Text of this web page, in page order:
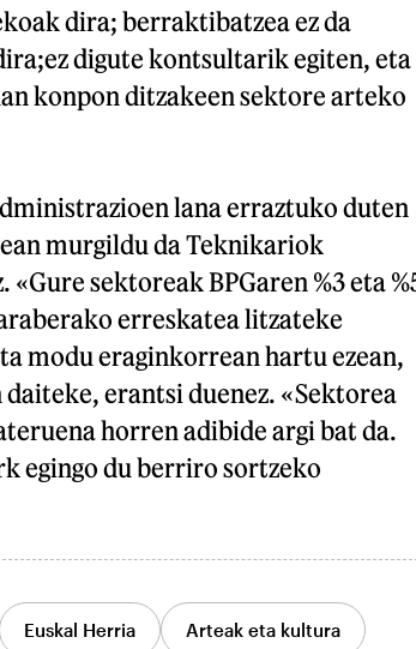
dira; berraktibatzea ez da
digute kontsultarik egiten, eta
konpon ditzakeen sektore arteko
lana erraztuko duten
murgildu da Teknikariok
sektoreak BPGaren %3 eta
erreskatea litzateke
modu eraginkorrean hartu ezean,
erantsi duenez. «Sektorea
horren adibide argi bat da.
egingo du berriro sortzeko
Euskal Herria Arteak eta kultura